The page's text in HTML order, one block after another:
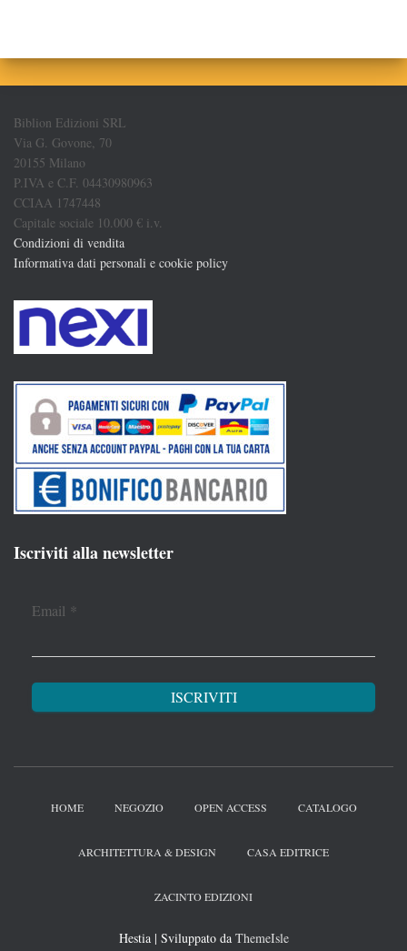
Biblion Edizioni SRL
Via G. Govone, 70
20155 Milano
P.IVA e C.F. 04430980963
CCIAA 1747448
Capitale sociale 10.000 € i.v.
Condizioni di vendita
Informativa dati personali e cookie policy
Iscriviti alla newsletter
Email *
HOME NEGOZIO OPEN ACCESS CATALOGO
ARCHITETTURA & DESIGN CASA EDITRICE
ZACINTO EDIZIONI
Hestia | Sviluppato da ThemeIsle